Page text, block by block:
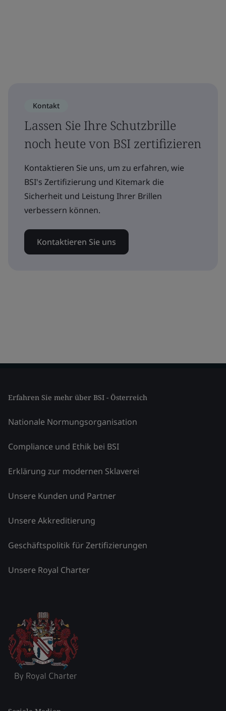
Kontakt
Lassen Sie Ihre Schutzbrille
noch heute von BSI zertifizieren
Kontaktieren Sie uns, um zu erfahren, wie
BSI's Zertifizierung und Kitemark die
Sicherheit und Leistung Ihrer Brillen
verbessern können.
Kontaktieren Sie uns
Erfahren Sie mehr über BSI - Österreich
Nationale Normungsorganisation
Compliance und Ethik bei BSI
Erklärung zur modernen Sklaverei
Unsere Kunden und Partner
Unsere Akkreditierung
Geschäftspolitik für Zertifizierungen
Unsere Royal Charter